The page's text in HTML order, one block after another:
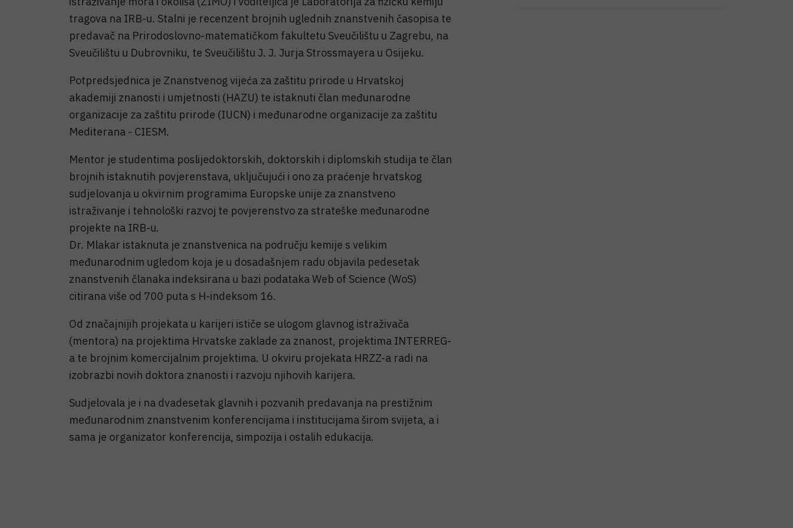
tragova na IRB-u. Stalni je recenzent brojnih uglednih znanstvenih časopisa te
predavač na Prirodoslovno-matematičkom fakultetu Sveučilištu u Zagrebu, na
Sveučilištu u Dubrovniku, te Sveučilištu J. J. Jurja Strossmayera u Osijeku.
Potpredsjednica je Znanstvenog vijeća za zaštitu prirode u Hrvatskoj
akademiji znanosti i umjetnosti (HAZU) te istaknuti član međunarodne
organizacije za zaštitu prirode (IUCN) i međunarodne organizacije za zaštitu
Mediterana - CIESM.
Mentor je studentima poslijedoktorskih, doktorskih i diplomskih studija te član
brojnih istaknutih povjerenstava, uključujući i ono za praćenje hrvatskog
sudjelovanja u okvirnim programima Europske unije za znanstveno
istraživanje i tehnološki razvoj te povjerenstvo za strateške međunarodne
projekte na IRB-u.
Dr. Mlakar istaknuta je znanstvenica na području kemije s velikim
međunarodnim ugledom koja je u dosadašnjem radu objavila pedesetak
znanstvenih članaka indeksirana u bazi podataka Web of Science (WoS)
citirana više od 700 puta s H-indeksom 16.
Od značajnijih projekata u karijeri ističe se ulogom glavnog istraživača
(mentora) na projektima Hrvatske zaklade za znanost, projektima INTERREG-
a te brojnim komercijalnim projektima. U okviru projekata HRZZ-a radi na
izobrazbi novih doktora znanosti i razvoju njihovih karijera.
Sudjelovala je i na dvadesetak glavnih i pozvanih predavanja na prestižnim
međunarodnim znanstvenim konferencijama i institucijama širom svijeta, a i
sama je organizator konferencija, simpozija i ostalih edukacija.